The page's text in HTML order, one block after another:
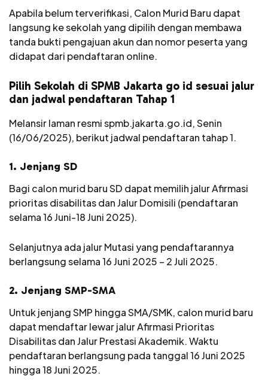
Apabila belum terverifikasi, Calon Murid Baru dapat
langsung ke sekolah yang dipilih dengan membawa
tanda bukti pengajuan akun dan nomor peserta yang
didapat dari pendaftaran online.
Pilih Sekolah di SPMB Jakarta go id sesuai jalur
dan jadwal pendaftaran Tahap 1
Melansir laman resmi spmb.jakarta.go.id, Senin
(16/06/2025), berikut jadwal pendaftaran tahap 1.
1. Jenjang SD
Bagi calon murid baru SD dapat memilih jalur Afirmasi
prioritas disabilitas dan Jalur Domisili (pendaftaran
selama 16 Juni-18 Juni 2025).
Selanjutnya ada jalur Mutasi yang pendaftarannya
berlangsung selama 16 Juni 2025 – 2 Juli 2025.
2. Jenjang SMP-SMA
Untuk jenjang SMP hingga SMA/SMK, calon murid baru
dapat mendaftar lewar jalur Afirmasi Prioritas
Disabilitas dan Jalur Prestasi Akademik. Waktu
pendaftaran berlangsung pada tanggal 16 Juni 2025
hingga 18 Juni 2025.